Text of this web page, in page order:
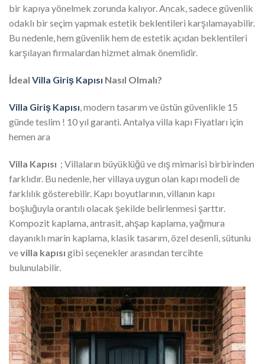
bir kapıya yönelmek zorunda kalıyor. Ancak, sadece güvenlik
odaklı bir seçim yapmak estetik beklentileri karşılamayabilir.
Bu nedenle, hem güvenlik hem de estetik açıdan beklentileri
karşılayan firmalardan hizmet almak önemlidir.
İdeal Villa Giriş Kapısı Nasıl Olmalı?
Villa Giriş Kapısı , modern tasarım ve üstün güvenlikle 15
günde teslim ! 10 yıl garanti. Antalya villa kapı Fiyatları için
hemen ara
Villa Kapısı ; Villaların büyüklüğü ve dış mimarisi birbirinden
farklıdır. Bu nedenle, her villaya uygun olan kapı modeli de
farklılık gösterebilir. Kapı boyutlarının, villanın kapı
boşluğuyla orantılı olacak şekilde belirlenmesi şarttır.
Kompozit kaplama, antrasit, ahşap kaplama, yağmura
dayanıklı marin kaplama, klasik tasarım, özel desenli, sütunlu
vevilla kapısı gibi seçenekler arasından tercihte
bulunulabilir.